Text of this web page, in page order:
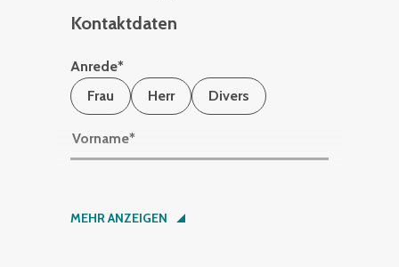
Kontaktdaten
Anrede*
Frau
Herr Divers
Vorname*
Nachname*
MEHR ANZEIGEN